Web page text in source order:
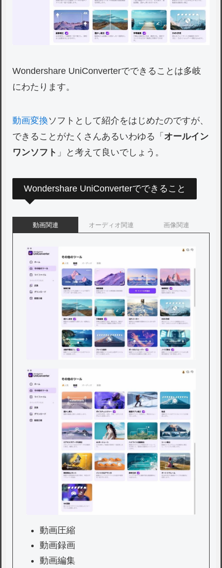
Wondershare UniConverterでできることは多岐
にわたります。
動画変換ソフトとして紹介をはじめたのですが、
できることがたくさんあるいわゆる「 オールイン
ワンソフト 」と考えて良いでしょう。
Wondershare UniConverterでできること
動画関連 オーディオ関連 画像関連
動画圧縮
動画録画
動画編集